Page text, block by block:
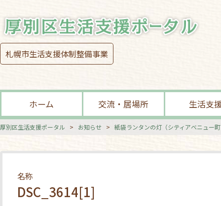
札幌市生活支援体制整備事業
ホーム 交流・居場所 生活支
厚別区生活支援ポータル > お知らせ > 紙袋ランタンの灯（シティアベニュー
名称
DSC_3614[1]